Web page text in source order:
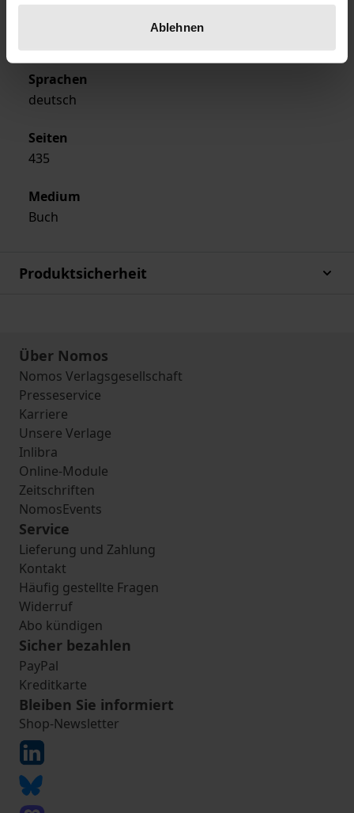
Ablehnen
Sprachen
deutsch
Seiten
435
Medium
Buch
Produktsicherheit
Über Nomos
Nomos Verlagsgesellschaft
Presseservice
Karriere
Unsere Verlage
Inlibra
Online-Module
Zeitschriften
NomosEvents
Service
Lieferung und Zahlung
Kontakt
Häufig gestellte Fragen
Widerruf
Abo kündigen
Sicher bezahlen
PayPal
Kreditkarte
Bleiben Sie informiert
Shop-Newsletter